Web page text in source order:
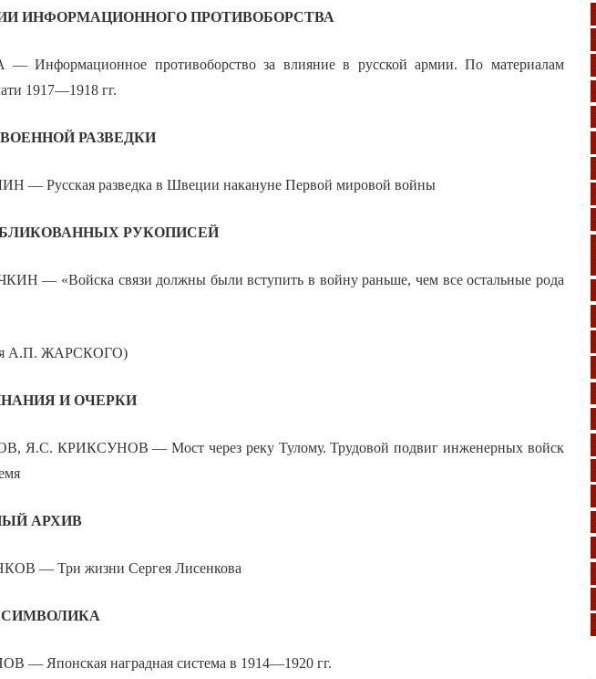
ИНФОРМАЦИОННОГО ПРОТИВОБОРСТВА
Информационное противоборство за влияние в русской армии. По материалам
1917—1918 гг.
РАЗВЕДКИ
— Русская разведка в Швеции накануне Первой мировой войны
РУКОПИСЕЙ
— «Войска связи должны были вступить в войну раньше, чем все остальные рода
А.П. ЖАРСКОГО)
И ОЧЕРКИ
Я.С. КРИКСУНОВ — Мост через реку Тулому. Трудовой подвиг инженерных войск
АРХИВ
— Три жизни Сергея Лисенкова
— Японская наградная система в 1914—1920 гг.